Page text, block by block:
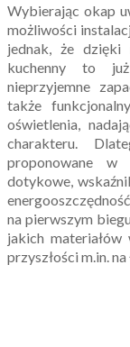
Wybierając okap
możliwości
jednak, że
kuchenny to
nieprzyjemne
także
oświetlenia,
charakteru.
proponowane w
dotykowe,
na pierwszym
jakich
przyszłości m.in.